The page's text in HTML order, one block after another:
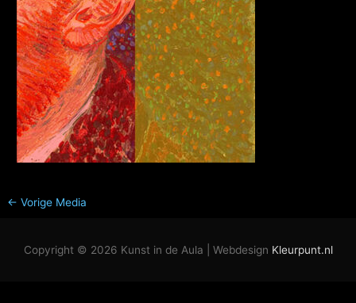
← Vorige Media
Copyright © 2026 Kunst in de Aula | Webdesign Kleurpunt.nl